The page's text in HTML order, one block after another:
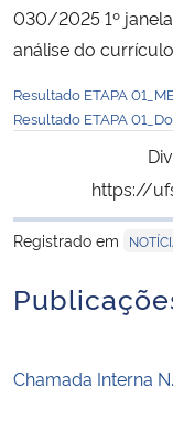
Ministério da Ciência,
Ministério do
Ministério da Mulher, da
Secretaria-Geral
030/2025 1º
análise do
Resultado ETAPA
Resultado ETAPA
https://
Registrado em
Chamada Interna